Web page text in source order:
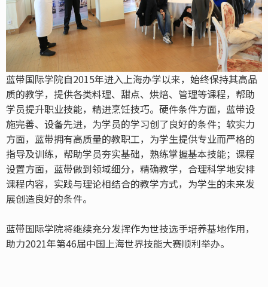
蓝带国际学院自2015年进入上海办学以来，始终保持其高品
质的教学，提供各类料理、甜点、烘焙、管理等课程，帮助
学员提升职业技能，精进烹饪技巧。硬件条件方面，蓝带设
施完善、设备先进，为学员的学习创了良好的条件；软实力
方面，蓝带拥有高质量的教职工，为学生提供专业而严格的
指导及训练，帮助学员夯实基础，熟练掌握基本技能；课程
设置方面，蓝带做到领域细分，精确教学，合理科学地安排
课程内容，实践与理论相结合的教学方式，为学生的未来发
展创造良好的条件。
蓝带国际学院将继续充分发挥作为世技选手培养基地作用，
助力2021年第46届中国上海世界技能大赛顺利举办。